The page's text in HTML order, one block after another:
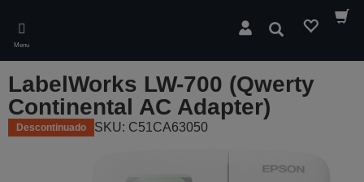
main
content
Menu
Pesquisar
LabelWorks LW-700 (Qwerty
Continental AC Adapter)
Descontinuado SKU: C51CA63050